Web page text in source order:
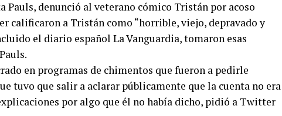
Pauls, denunció al veterano cómico Tristán por acoso
calificaron a Tristán como “horrible, viejo, depravado y
el diario español La Vanguardia, tomaron esas
en programas de chimentos que fueron a pedirle
tuvo que salir a aclarar públicamente que la cuenta no era
por algo que él no había dicho, pidió a Twitter